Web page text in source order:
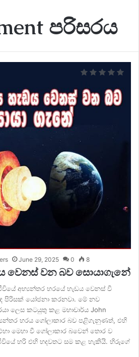
පරිසරය
June 29, 2025 0 8
වෙනස් වන බව සොයාගැනේ
අභ්‍යන්තර හරයේ හැඩය වෙනස් වී
පිරිසක් යෝජනා කරනවා. මේ නව
ලෙස කටයුතු කළ මහාචාර්ය John
හරය ගෝලාකාර බව පළිගැනුණත්, එහි
මෙහා වී ගෝලාකාර බවෙන් තොර ව
හරි එහි හදවතට සම කළ හැකියි. හිරුගේ